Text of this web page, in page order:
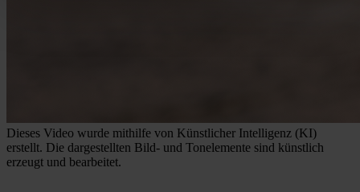
Dieses Video wurde mithilfe von Künstlicher Intelligenz (KI)
erstellt. Die dargestellten Bild- und Tonelemente sind künstlich
erzeugt und bearbeitet.